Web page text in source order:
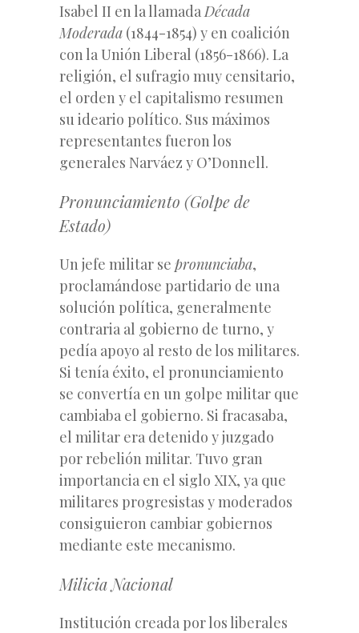
Isabel II en la llamadaDécada
Moderada (1844-1854) y en coalición
con la Unión Liberal (1856-1866). La
religión, el sufragio muy censitario,
el orden y el capitalismo resumen
su ideario político. Sus máximos
representantes fueron los
generales Narváez y O’Donnell.
Pronunciamiento (Golpe de
Estado)
Un jefe militar se pronunciaba,
proclamándose partidario de una
solución política, generalmente
contraria al gobierno de turno, y
pedía apoyo al resto de los militares.
Si tenía éxito, el pronunciamiento
se convertía en un golpe militar que
cambiaba el gobierno. Si fracasaba,
el militar era detenido y juzgado
por rebelión militar. Tuvo gran
importancia en el siglo XIX, ya que
militares progresistas y moderados
consiguieron cambiar gobiernos
mediante este mecanismo.
Milicia Nacional
Institución creada por los liberales